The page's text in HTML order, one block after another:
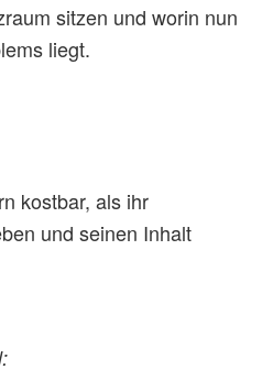
sitzen und worin nun
liegt.
kostbar, als ihr
und seinen Inhalt